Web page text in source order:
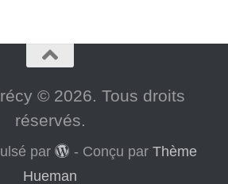
© 2026. Tous droits
réservés.
par - Conçu par Thème
Hueman